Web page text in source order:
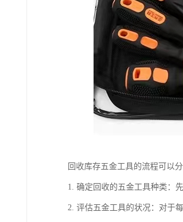
回收库存五金工具的流程可以
1. 确定回收的五金工具种类：
2. 评估五金工具的状况：对于